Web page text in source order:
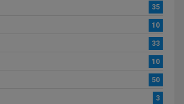
35
10
33
10
50
3